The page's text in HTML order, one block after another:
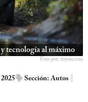
tecnología al máximo
Foto por: toyota.com
Sección:Autos